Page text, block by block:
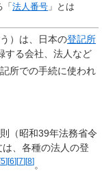
「法人番号 」とは
）は、日本の登記所
する会社、法人など
所での手続に使われ
（昭和39年法務省令
、各種の法人の登
[5][6][7][8] 。